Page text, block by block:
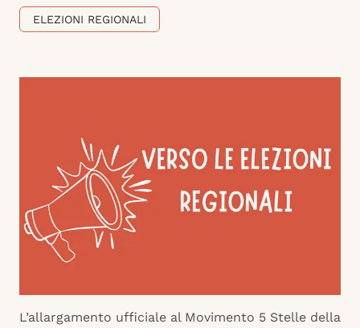
ELEZIONI REGIONALI
L’allargamento ufficiale al Movimento 5 Stelle della